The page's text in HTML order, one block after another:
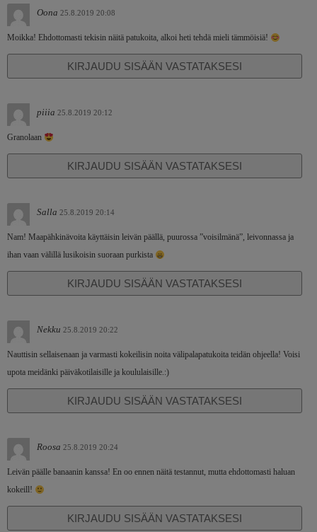
Oona 25.8.2019 20:08
Moikka! Ehdottomasti tekisin näitä patukoita, alkoi heti tehdä mieli tämmöisiä!
KIRJAUDU SISÄÄN VASTATAKSESI
piiia 25.8.2019 20:12
Granolaan
KIRJAUDU SISÄÄN VASTATAKSESI
Salla 25.8.2019 20:14
Nam! Maapähkinävoita käyttäisin leivän päällä, puurossa ”voisilmänä”, leivonnassa ja
ihan vaan välillä lusikoisin suoraan purkista
KIRJAUDU SISÄÄN VASTATAKSESI
Nekku 25.8.2019 20:22
Nauttisin sellaisenaan ja varmasti kokeilisin noita välipalapatukoita teidän ohjeella! Voisi
upota meidänki päiväkotilaisille ja koululaisille.:)
KIRJAUDU SISÄÄN VASTATAKSESI
Roosa 25.8.2019 20:24
Leivän päälle banaanin kanssa! En oo ennen näitä testannut, mutta ehdottomasti haluan
kokeill!
KIRJAUDU SISÄÄN VASTATAKSESI